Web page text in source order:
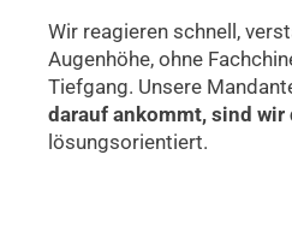
Wir reagieren schnell,
Augenhöhe, ohne
Tiefgang. Unsere
darauf ankommt, sind wir
lösungsorientiert.